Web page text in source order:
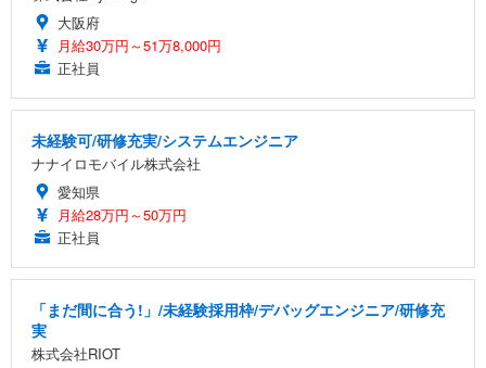
大阪府
月給30万円～51万8,000円
正社員
未経験可/研修充実/システムエンジニア
ナナイロモバイル株式会社
愛知県
月給28万円～50万円
正社員
「まだ間に合う!」/未経験採用枠/デバッグエンジニア/研修充
実
株式会社RIOT